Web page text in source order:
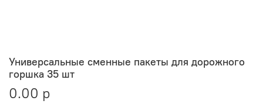
Универсальные сменные пакеты для дорожного
горшка 35 шт
0.00 р